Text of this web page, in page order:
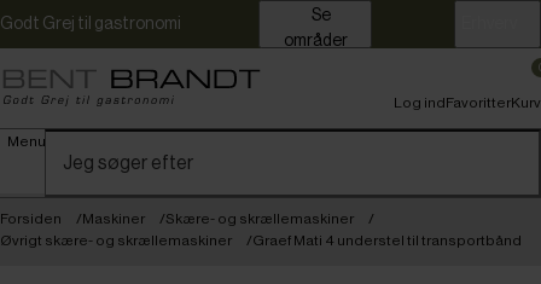
Godt Grej til gastronomi
områder
Menu
Log indFavoritterKurv
Forsiden Maskiner
Skære- og skrællemaskiner
Øvrigt skære- og skrællemaskiner
Graef Mati 4 understel til transportbånd